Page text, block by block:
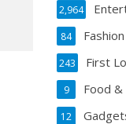
2,964
Fashion
84
First
243
Food &
9
12